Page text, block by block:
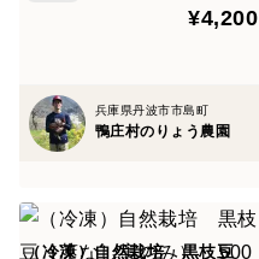
¥4,200
兵庫県丹波市市島町
鴨庄村のりょう農園
（冷凍）自然栽培 黒枝豆